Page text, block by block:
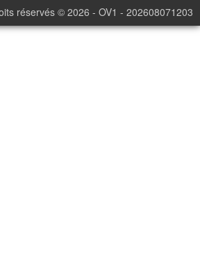
réservés © 2026 - OV1 - 202608071203